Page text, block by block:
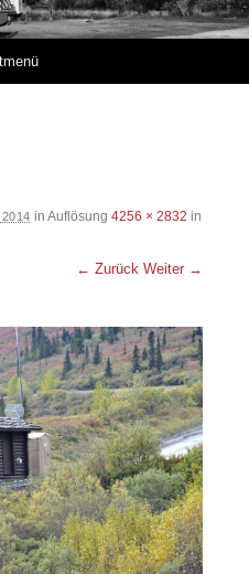
in Auflösung 4256 × 2832 in
← Zurück Weiter →